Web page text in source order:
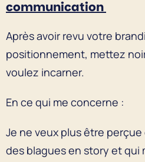
communication
Après avoir revu votre
positionnement, mettez
voulez incarner.
En ce qui me concerne :
Je ne veux plus être
des blagues en story et qui